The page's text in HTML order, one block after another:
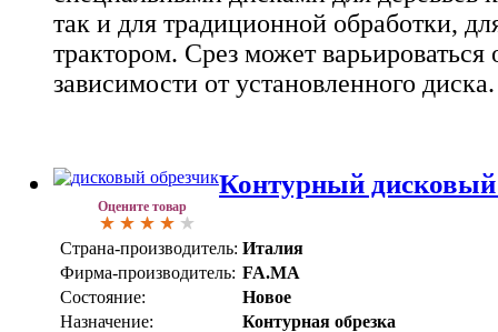
так и для традиционной обработки,
трактором. Срез может варьироваться
зависимости от установленного диска.
Оцените товар
Контурный дисковый
Страна-производитель: Италия
Фирма-производитель: FA.MA
Состояние:
Новое
Назначение:
Контурная обрезка